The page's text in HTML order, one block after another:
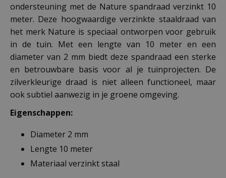
ondersteuning met de Nature spandraad verzinkt 10
meter. Deze hoogwaardige verzinkte staaldraad van
het merk Nature is speciaal ontworpen voor gebruik
in de tuin. Met een lengte van 10 meter en een
diameter van 2 mm biedt deze spandraad een sterke
en betrouwbare basis voor al je tuinprojecten. De
zilverkleurige draad is niet alleen functioneel, maar
ook subtiel aanwezig in je groene omgeving.
Eigenschappen:
Diameter 2 mm
Lengte 10 meter
Materiaal verzinkt staal